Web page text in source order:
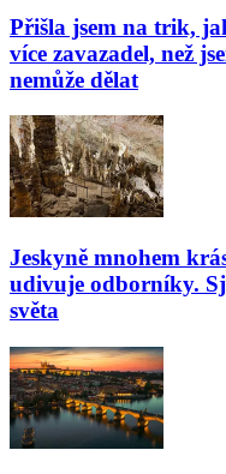
Přišla jsem na trik,
více zavazadel, než
nemůže dělat
Jeskyně mnohem
udivuje odborníky.
světa